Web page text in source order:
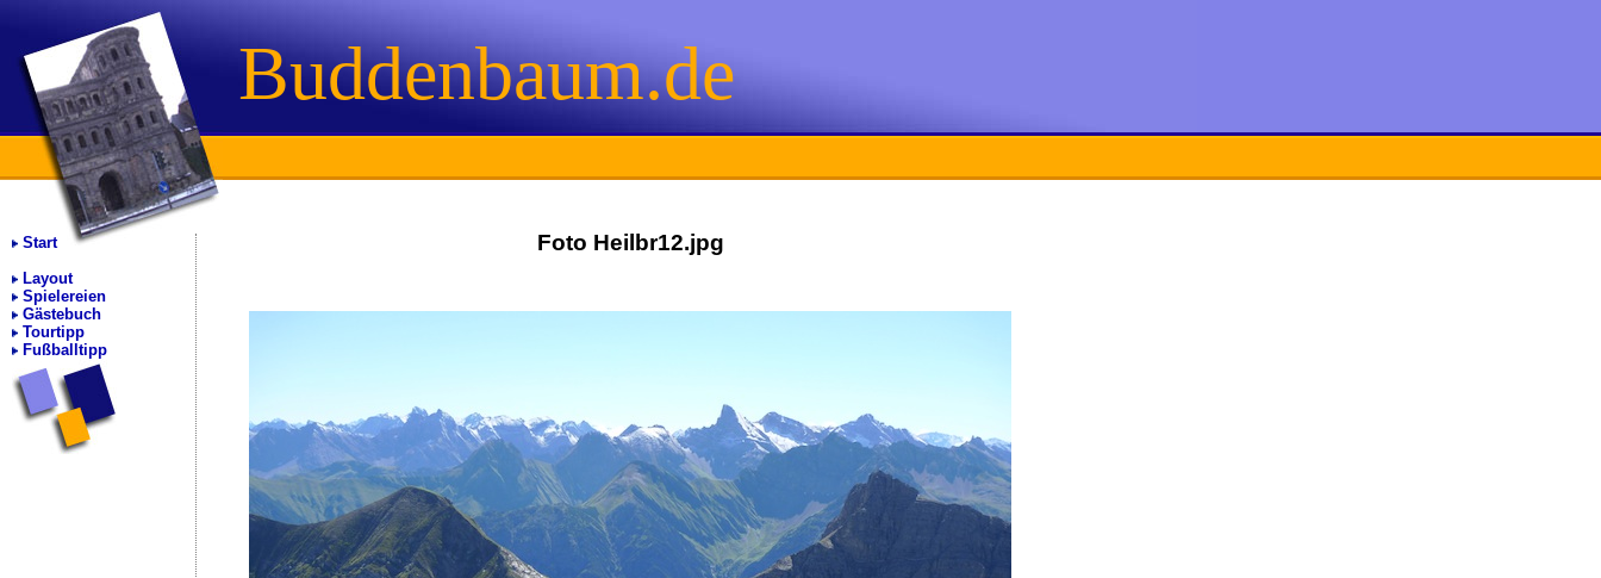
Buddenbaum.de
Start
Layout
Spielereien
Gästebuch
Tourtipp
Fußballtipp
Foto Heilbr12.jpg